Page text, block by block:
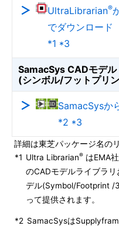
UltraLibrarian®
でダウンロード
*1 *3
SamacSys CADモデル
(シンボル/フットプリ
SamacSysか
*2 *3
詳細は東芝パッケージ名の
*1 Ultra Librarian® はEMA
のCADモデルライブラ
デル(Symbol/Footprint /
って提供されます。
*2 SamacSysは